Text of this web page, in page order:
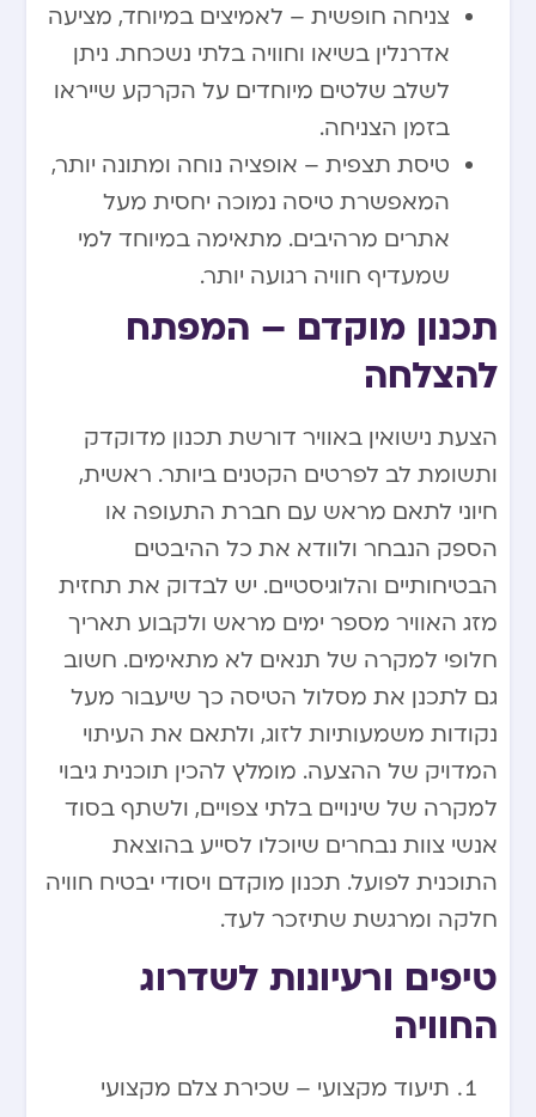
צניחה חופשית – לאמיצים במיוחד, מציעה
אדרנלין בשיאו וחוויה בלתי נשכחת. ניתן
לשלב שלטים מיוחדים על הקרקע שייראו
בזמן הצניחה.
טיסת תצפית – אופציה נוחה ומתונה יותר,
המאפשרת טיסה נמוכה יחסית מעל
אתרים מרהיבים. מתאימה במיוחד למי
שמעדיף חוויה רגועה יותר.
תכנון מוקדם – המפתח
להצלחה
הצעת נישואין באוויר דורשת תכנון מדוקדק
ותשומת לב לפרטים הקטנים ביותר. ראשית,
חיוני לתאם מראש עם חברת התעופה או
הספק הנבחר ולוודא את כל ההיבטים
הבטיחותיים והלוגיסטיים. יש לבדוק את תחזית
מזג האוויר מספר ימים מראש ולקבוע תאריך
חלופי למקרה של תנאים לא מתאימים. חשוב
גם לתכנן את מסלול הטיסה כך שיעבור מעל
נקודות משמעותיות לזוג, ולתאם את העיתוי
המדויק של ההצעה. מומלץ להכין תוכנית גיבוי
למקרה של שינויים בלתי צפויים, ולשתף בסוד
אנשי צוות נבחרים שיוכלו לסייע בהוצאת
התוכנית לפועל. תכנון מוקדם ויסודי יבטיח חוויה
חלקה ומרגשת שתיזכר לעד.
טיפים ורעיונות לשדרוג
החוויה
תיעוד מקצועי – שכירת צלם מקצועי